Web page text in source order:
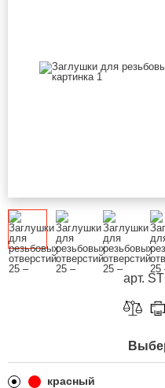
арт.
красный